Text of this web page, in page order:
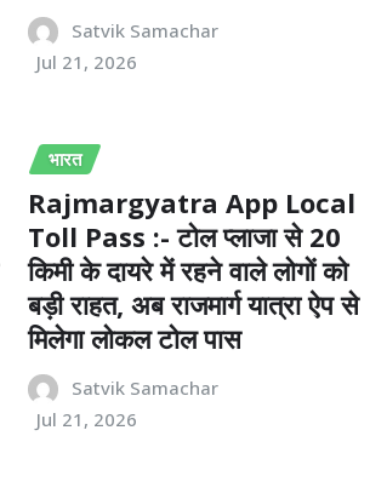
Satvik Samachar
Jul 21, 2026
भारत
Rajmargyatra App Local
Toll Pass :- टोल प्लाजा से 20
किमी के दायरे में रहने वाले लोगों को
बड़ी राहत, अब राजमार्ग यात्रा ऐप से
मिलेगा लोकल टोल पास
Satvik Samachar
Jul 21, 2026